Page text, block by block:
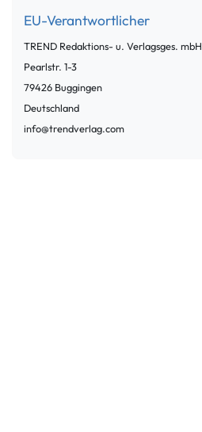
EU-Verantwortlicher
TREND Redaktions- u. Verlagsges. mbH
Pearlstr. 1-3
79426 Buggingen
Deutschland
info@trendverlag.com